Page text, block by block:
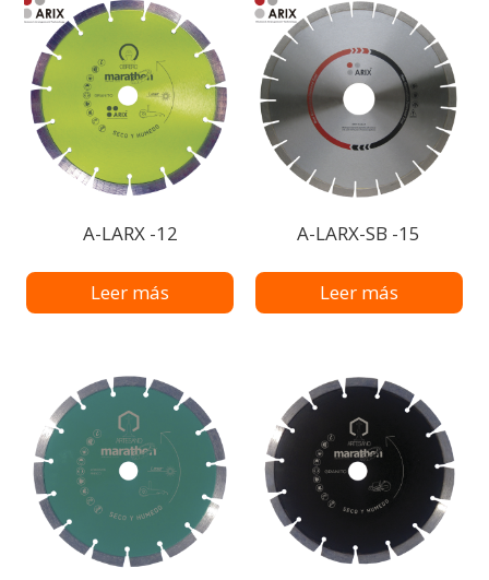
A-LARX -12
Leer más
A-LARX-SB -15
Leer más